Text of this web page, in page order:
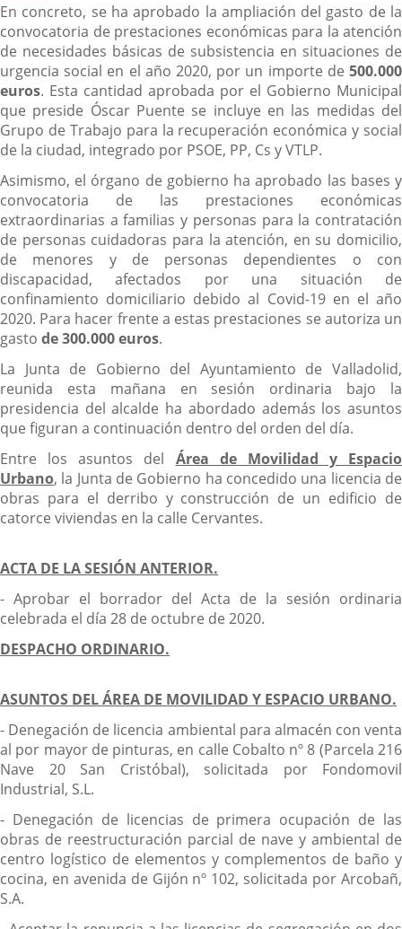
En concreto, se ha aprobado la ampliación del gasto de la
convocatoria de prestaciones económicas para la atención
de necesidades básicas de subsistencia en situaciones de
urgencia social en el año 2020, por un importe de 500.000
euros. Esta cantidad aprobada por el Gobierno Municipal
que preside Óscar Puente se incluye en las medidas del
Grupo de Trabajo para la recuperación económica y social
de la ciudad, integrado por PSOE, PP, Cs y VTLP.
Asimismo, el órgano de gobierno ha aprobado las bases y
convocatoria de las prestaciones económicas
extraordinarias a familias y personas para la contratación
de personas cuidadoras para la atención, en su domicilio,
de menores y de personas dependientes o con
discapacidad, afectados por una situación de
confinamiento domiciliario debido al Covid-19 en el año
2020. Para hacer frente a estas prestaciones se autoriza un
gasto de 300.000 euros.
La Junta de Gobierno del Ayuntamiento de Valladolid,
reunida esta mañana en sesión ordinaria bajo la
presidencia del alcalde ha abordado además los asuntos
que figuran a continuación dentro del orden del día.
Entre los asuntos del Área de Movilidad y Espacio
Urbano, la Junta de Gobierno ha concedido una licencia de
obras para el derribo y construcción de un edificio de
catorce viviendas en la calle Cervantes.
ACTA DE LA SESIÓN ANTERIOR.
- Aprobar el borrador del Acta de la sesión ordinaria
celebrada el día 28 de octubre de 2020.
DESPACHO ORDINARIO.
ASUNTOS DEL ÁREA DE MOVILIDAD Y ESPACIO URBANO.
- Denegación de licencia ambiental para almacén con venta
al por mayor de pinturas, en calle Cobalto nº 8 (Parcela 216
Nave 20 San Cristóbal), solicitada por Fondomovil
Industrial, S.L.
- Denegación de licencias de primera ocupación de las
obras de reestructuración parcial de nave y ambiental de
centro logístico de elementos y complementos de baño y
cocina, en avenida de Gijón nº 102, solicitada por Arcobañ,
S.A.